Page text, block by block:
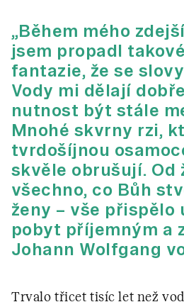
„Během mého
jsem propadl
fantazie, že se
Vody mi dělají
nutnost být stále
Mnohé skvrny rzi,
tvrdošíjnou
skvěle obrušují. Od
všechno, co Bůh
ženy – vše přispělo
pobyt příjemným a
Johann Wolfgang
Trvalo třicet tisíc let než